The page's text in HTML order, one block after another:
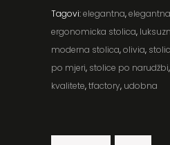
Tagovi:elegantna,
ergonomicka stolica,
moderna stolica,olivia,
po mjeri, stolice po narudžbi,
kvalitete,tfactory, udobna